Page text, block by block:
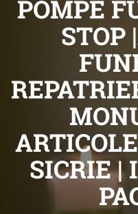
POMPE
STOP
SICRIE |